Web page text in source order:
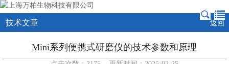
技术文章 返回
Mini系列便携式研磨仪的技术参数和原理